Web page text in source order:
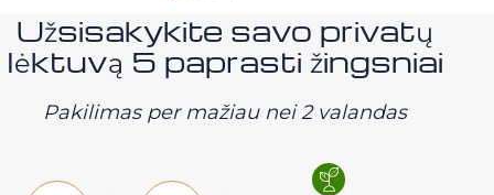
Užsisakykite savo privatų
lėktuvą 5 paprasti žingsniai
Pakilimas per mažiau nei 2 valandas